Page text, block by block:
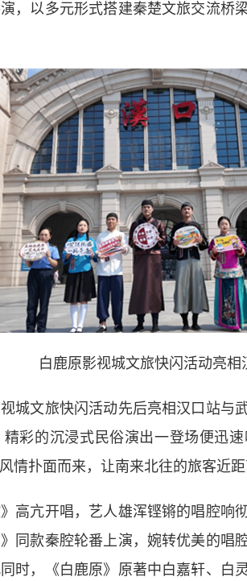
，以多元形式搭建秦楚文旅交流桥
白鹿原影视城文旅快闪活动亮相
文旅快闪活动先后亮相汉口站与
彩的沉浸式民俗演出一登场便迅
情扑面而来，让南来北往的旅客近
亢开唱，艺人雄浑铿锵的唱腔响
同款秦腔轮番上演，婉转优美的唱
时，《白鹿原》原著中白嘉轩、白